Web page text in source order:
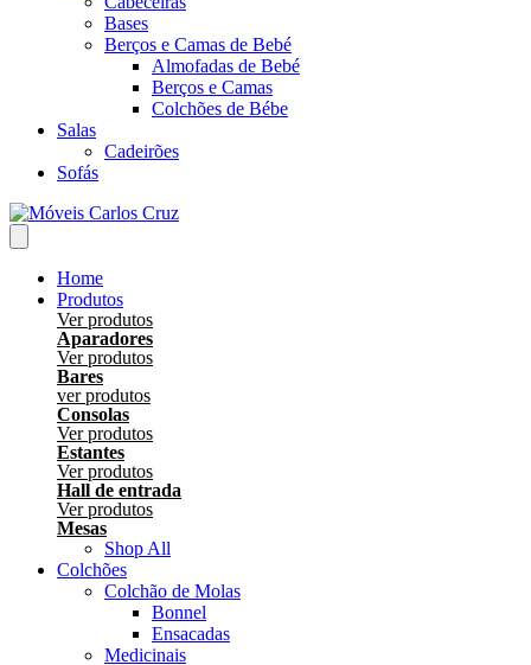
Bases
Berços e Camas de Bebé
Almofadas de Bebé
Berços e Camas
Colchões de Bébe
Salas
Cadeirões
Sofás
Home
Produtos
Ver produtos
Aparadores
Ver produtos
Bares
ver produtos
Consolas
Ver produtos
Estantes
Ver produtos
Hall de entrada
Ver produtos
Mesas
Shop All
Colchões
Colchão de Molas
Bonnel
Ensacadas
Medicinais